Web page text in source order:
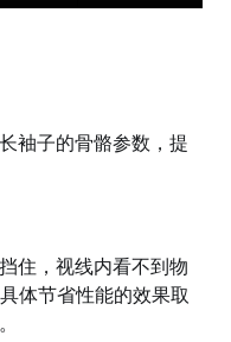
袖子的骨骼参数，提
住，视线内看不到物
体节省性能的效果取